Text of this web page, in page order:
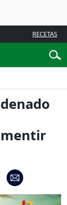
RECETAS